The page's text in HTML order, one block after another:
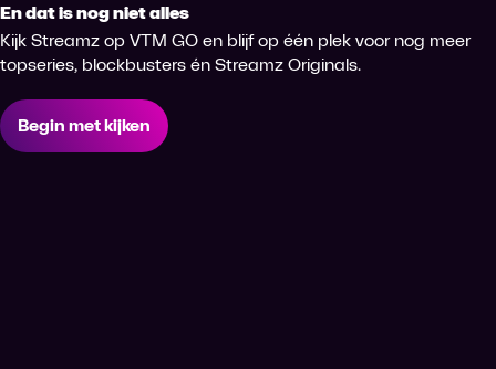
En dat is nog niet alles
Kijk Streamz op VTM GO en blijf op één plek voor nog meer
topseries, blockbusters én Streamz Originals.
Begin met kijken